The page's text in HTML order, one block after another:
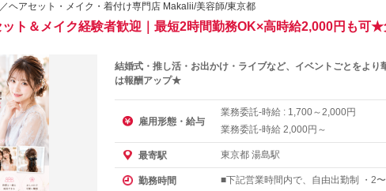
ヘアセット・メイク・着付け専門店 Makalii/美容師/東京都
ット＆メイク経験者歓迎｜最短2時間勤務OK×高時給2,000円も可★
結婚式・推し活・お出かけ・ライブなど、イベントごとをよ
は報酬アップ★
雇用形態・給与
業務委託-時給 : 1,700～2,000円
業務委託-時給 2,000円～
最寄駅 東京都 湯島駅
勤務時間 ■下記営業時間内で、自由出勤制 ・2